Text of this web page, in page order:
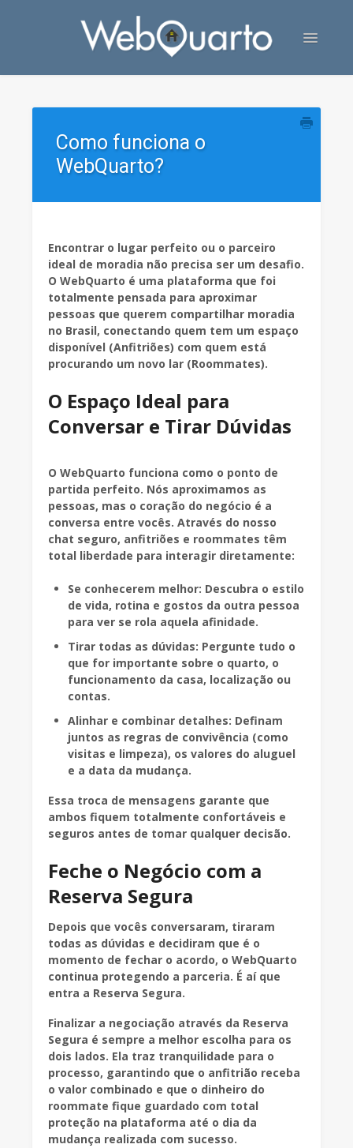
Toggle
Contato
Como funciona o
WebQuarto?
Encontrar o lugar perfeito ou o parceiro
ideal de moradia não precisa ser um desafio.
O WebQuarto é uma plataforma que foi
totalmente pensada para aproximar
pessoas que querem compartilhar moradia
no Brasil, conectando quem tem um espaço
disponível (Anfitriões) com quem está
procurando um novo lar (Roommates).
O Espaço Ideal para
Conversar e Tirar Dúvidas
O WebQuarto funciona como o ponto de
partida perfeito. Nós aproximamos as
pessoas, mas o coração do negócio é a
conversa entre vocês. Através do nosso
chat seguro, anfitriões e roommates têm
total liberdade para interagir diretamente:
Se conhecerem melhor: Descubra o estilo
de vida, rotina e gostos da outra pessoa
para ver se rola aquela afinidade.
Tirar todas as dúvidas: Pergunte tudo o
que for importante sobre o quarto, o
funcionamento da casa, localização ou
contas.
Alinhar e combinar detalhes: Definam
juntos as regras de convivência (como
visitas e limpeza), os valores do aluguel
e a data da mudança.
Essa troca de mensagens garante que
ambos fiquem totalmente confortáveis e
seguros antes de tomar qualquer decisão.
Feche o Negócio com a
Reserva Segura
Depois que vocês conversaram, tiraram
todas as dúvidas e decidiram que é o
momento de fechar o acordo, o WebQuarto
continua protegendo a parceria. É aí que
entra a Reserva Segura.
Finalizar a negociação através da Reserva
Segura é sempre a melhor escolha para os
dois lados. Ela traz tranquilidade para o
processo, garantindo que o anfitrião receba
o valor combinado e que o dinheiro do
roommate fique guardado com total
proteção na plataforma até o dia da
mudança realizada com sucesso.